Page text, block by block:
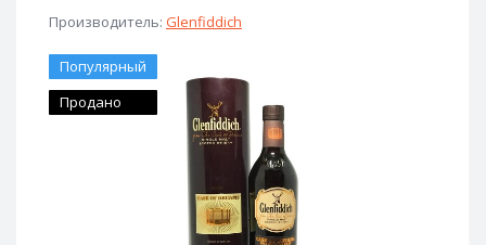
Производитель: Glenfiddich
Популярный
Продано